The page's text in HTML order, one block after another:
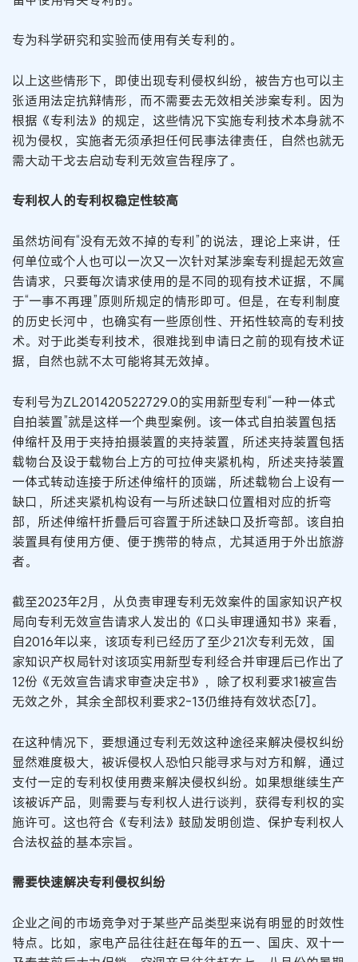
专为科学研究和实验而使用有关专利的。
以上这些情形下，即使出现专利侵权纠纷，被告方也可以主
张适用法定抗辩情形，而不需要去无效相关涉案专利。因为
根据《专利法》的规定，这些情况下实施专利技术本身就不
视为侵权，实施者无须承担任何民事法律责任，自然也就无
需大动干戈去启动专利无效宣告程序了。
专利权人的专利权稳定性较高
虽然坊间有“没有无效不掉的专利”的说法，理论上来讲，任
何单位或个人也可以一次又一次针对某涉案专利提起无效宣
告请求，只要每次请求使用的是不同的现有技术证据，不属
于“一事不再理”原则所规定的情形即可。但是，在专利制度
的历史长河中，也确实有一些原创性、开拓性较高的专利技
术。对于此类专利技术，很难找到申请日之前的现有技术证
据，自然也就不太可能将其无效掉。
专利号为ZL201420522729.0的实用新型专利“一种一体式
自拍装置”就是这样一个典型案例。该一体式自拍装置包括
伸缩杆及用于夹持拍摄装置的夹持装置，所述夹持装置包括
载物台及设于载物台上方的可拉伸夹紧机构，所述夹持装置
一体式转动连接于所述伸缩杆的顶端，所述载物台上设有一
缺口，所述夹紧机构设有一与所述缺口位置相对应的折弯
部，所述伸缩杆折叠后可容置于所述缺口及折弯部。该自拍
装置具有使用方便、便于携带的特点，尤其适用于外出旅游
者。
截至2023年2月，从负责审理专利无效案件的国家知识产权
局向专利无效宣告请求人发出的《口头审理通知书》来看，
自2016年以来，该项专利已经历了至少21次专利无效，国
家知识产权局针对该项实用新型专利经合并审理后已作出了
12份《无效宣告请求审查决定书》，除了权利要求1被宣告
无效之外，其余全部权利要求2-13仍维持有效状态[7]。
在这种情况下，要想通过专利无效这种途径来解决侵权纠纷
显然难度极大，被诉侵权人恐怕只能寻求与对方和解，通过
支付一定的专利权使用费来解决侵权纠纷。如果想继续生产
该被诉产品，则需要与专利权人进行谈判，获得专利权的实
施许可。这也符合《专利法》鼓励发明创造、保护专利权人
合法权益的基本宗旨。
需要快速解决专利侵权纠纷
企业之间的市场竞争对于某些产品类型来说有明显的时效性
特点。比如，家电产品往往赶在每年的五一、国庆、双十一